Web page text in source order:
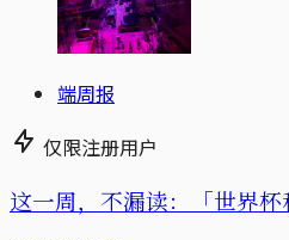
端周报
仅限注册用户
这一周，不漏读：「世界